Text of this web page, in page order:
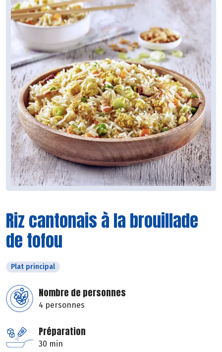
Riz cantonais à la brouillade
de tofou
Plat principal
Nombre de personnes
4 personnes
Préparation
30 min